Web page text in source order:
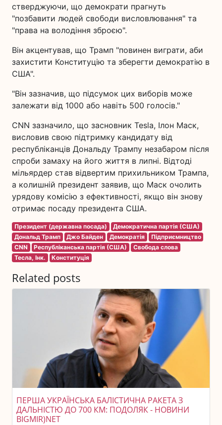
стверджуючи, що демократи прагнуть
"позбавити людей свободи висловлювання" та
"права на володіння зброєю".
Він акцентував, що Трамп "повинен виграти, аби
захистити Конституцію та зберегти демократію в
США".
"Він зазначив, що підсумок цих виборів може
залежати від 1000 або навіть 500 голосів."
CNN зазначило, що засновник Tesla, Ілон Маск,
висловив свою підтримку кандидату від
республіканців Дональду Трампу незабаром після
спроби замаху на його життя в липні. Відтоді
мільярдер став відвертим прихильником Трампа,
а колишній президент заявив, що Маск очолить
урядову комісію з ефективності, якщо він знову
отримає посаду президента США.
Президент (державна посада)
Демократична партія (США)
Дональд Трамп
Джо Байден Демократія
Підприємництво
CNN
Республіканська партія (США)
Свобода слова
Тесла, Інк.
Конституція
Related posts
ПЕРША УКРАЇНСЬКА БАЛІСТИЧНА РАКЕТА З
ДАЛЬНІСТЮ ДО 700 КМ: ПОДОЛЯК - НОВИНИ
BIGMIR)NET